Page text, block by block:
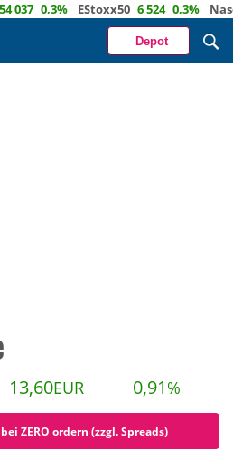
0,3% EStoxx50 6 524 0,3% Nasdaq
Depot
13,60EUR 0,91 %
ZERO ordern (zzgl. Spreads)